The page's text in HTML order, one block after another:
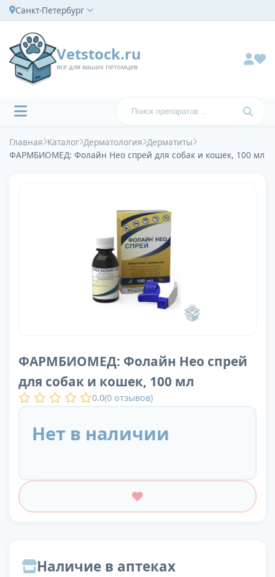
Санкт-Петербург
Vetstock.ru
все для ваших петомцев
Главная Каталог Дерматология Дерматиты
ФАРМБИОМЕД: Фолайн Нео спрей для собак и кошек, 100 мл
ФАРМБИОМЕД: Фолайн Нео спрей
для собак и кошек, 100 мл
0.0(0 отзывов)
Нет в наличии
Наличие в аптеках